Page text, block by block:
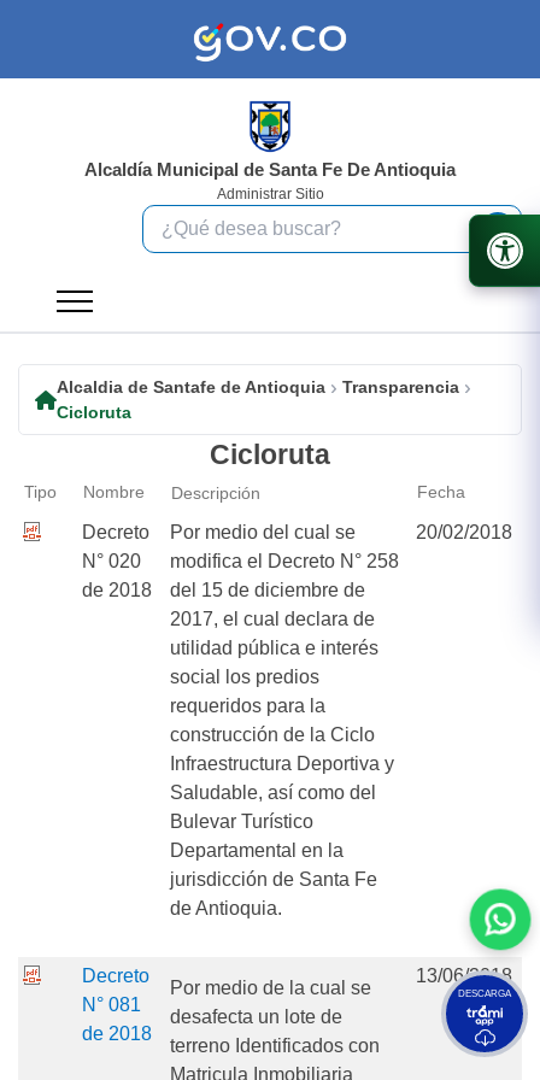
Alcaldía Municipal de Santa Fe De Antioquia
Administrar Sitio
Alcaldia de Santafe de Antioquia
Transparencia
Cicloruta
Cicloruta
Tipo Nombre Descripción Fecha
Decreto
N° 020
de 2018
Por medio del cual se
modifica el Decreto N° 258
del 15 de diciembre de
2017, el cual declara de
utilidad pública e interés
social los predios
requeridos para la
construcción de la Ciclo
Infraestructura Deportiva y
Saludable, así como del
Bulevar Turístico
Departamental en la
jurisdicción de Santa Fe
de Antioquia.
20/02/2018
Decreto
N° 081
de 2018
Por medio de la cual se
desafecta un lote de
terreno Identificados con
Matricula Inmobiliaria
13/06/2018
DESCARGA